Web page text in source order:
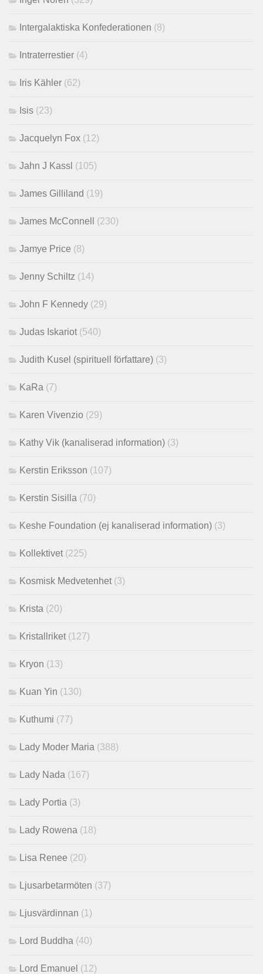
Intergalaktiska Konfederationen (8)
Intraterrestier (4)
Iris Kähler (62)
Isis (23)
Jacquelyn Fox (12)
Jahn J Kassl (105)
James Gilliland (19)
James McConnell (230)
Jamye Price (8)
Jenny Schiltz (14)
John F Kennedy (29)
Judas Iskariot (540)
Judith Kusel (spirituell författare) (3)
KaRa (7)
Karen Vivenzio (29)
Kathy Vik (kanaliserad information) (3)
Kerstin Eriksson (107)
Kerstin Sisilla (70)
Keshe Foundation (ej kanaliserad information) (3)
Kollektivet (225)
Kosmisk Medvetenhet (3)
Krista (20)
Kristallriket (127)
Kryon (13)
Kuan Yin (130)
Kuthumi (77)
Lady Moder Maria (388)
Lady Nada (167)
Lady Portia (3)
Lady Rowena (18)
Lisa Renee (20)
Ljusarbetarmöten (37)
Ljusvärdinnan (1)
Lord Buddha (40)
Lord Emanuel (12)